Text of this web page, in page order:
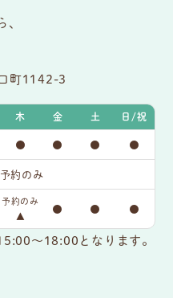
町1142-3
木 金 土 日/祝
● ● ● ●
予約のみ
予約のみ
▲
● ● ●
～18:00となります。